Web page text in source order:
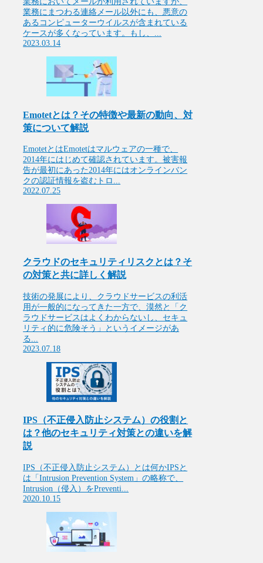
業務にまつわる連絡メール以外にも、悪意の
あるコンピューターウイルスが含まれている
ケースが多くなっています。​​もし、...
2023.03.14
Emotetとは？その特徴や最新の動向、対
策について解説
EmotetとはEmotetはマルウェアの一種で、
2014年にはじめて確認されています。被害報
告が最初にあった2014年にはオンラインバン
クの認証情報を盗むトロ...
2022.07.25
クラウドのセキュリティリスクとは？そ
の対策と共に詳しく解説
技術の発展により、クラウドサービスの利活
用が一般的になってきた一方で、漠然と「ク
ラウドサービスはよくわからないし、セキュ
リティ的に危険そう」というイメージがあ
る...
2023.07.18
IPS（不正侵入防止システム）の役割と
は？他のセキュリティ対策との違いを解
説
IPS（不正侵入防止システム）とは何かIPSと
は「Intrusion Prevention System」の略称で、
Intrusion（侵入）をPreventi...
2020.10.15